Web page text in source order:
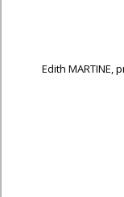
Edith MARTINE,